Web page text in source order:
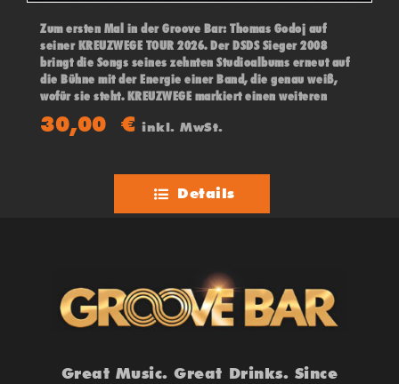
Zum ersten Mal in der Groove Bar: Thomas Godoj auf
seiner KREUZWEGE TOUR 2026. Der DSDS Sieger 2008
bringt die Songs seines zehnten Studioalbums erneut auf
die Bühne mit der Energie einer Band, die genau weiß,
wofür sie steht. KREUZWEGE markiert einen weiteren
konsequenten Schritt in der künstlerischen Entwicklung
des Musikers.
30,00€ inkl. MwSt.
Details
Great Music. Great Drinks. Since